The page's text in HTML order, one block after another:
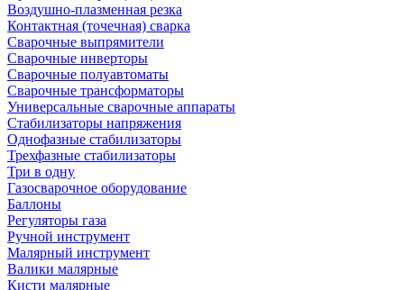
Воздушно-плазменная резка
Контактная (точечная) сварка
Сварочные выпрямители
Сварочные инверторы
Сварочные полуавтоматы
Сварочные трансформаторы
Универсальные сварочные аппараты
Стабилизаторы напряжения
Однофазные стабилизаторы
Трехфазные стабилизаторы
Три в одну
Газосварочное оборудование
Баллоны
Регуляторы газа
Ручной инструмент
Малярный инструмент
Валики малярные
Кисти малярные